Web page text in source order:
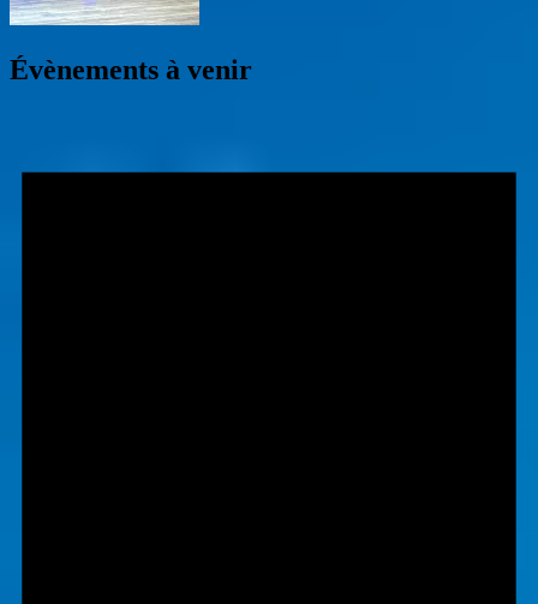
Évènements à venir